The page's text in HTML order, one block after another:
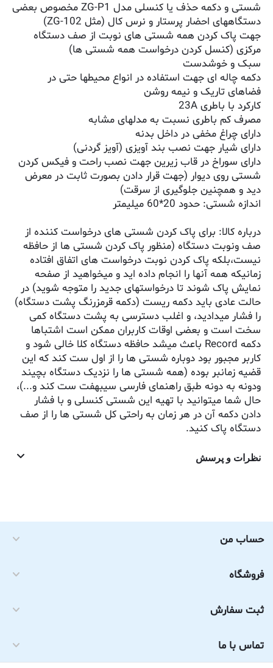
شستی و دکمه حذف یا کنسلی مدل ZG-P1 مخصوص بعضی
دستگاههای احضار پرستار و نرس کال (مثل ZG-102)
جهت پاک کردن همه شستی های نوبت از صف دستگاه
مرکزی (کنسل کردن درخواست همه شستی ها)
سبک و خوشدست
دکمه چاله ای جهت استفاده در انواع محیطها حتی در
فضاهای تاریک و نیمه روشن
کارکرد با باطری 23A
مصرف کم باطری نسبت به مدلهای مشابه
دارای چراغ مخفی در داخل بدنه
دارای شیار جهت نصب بند آویزی (آویز گردنی)
دارای سوراخ در قاب زیرین جهت نصب راحت و فیکس کردن
شستی روی دیوار (جهت قرار دادن بصورت ثابت در معرض
دید و همچنین جلوگیری از سرقت)
اندازه شستی: حدود 20*60 میلیمتر
درباره کالا: برای پاک کردن شستی های درخواست کننده از
صف ونوبت دستگاه (منظور پاک کردن شستی ها از حافظه
نیست،بلکه پاک کردن نوبت درخواست های اتفاق افتاده
زمانیکه همه آنها را انجام داده اید و میخواهید از صفحه
نمایش پاک شوند تا درخواستهای جدید را متوجه شوید) در
حالت عادی باید دکمه ریست (دکمه قرمزرنگ پشت دستگاه)
را فشار میدادید، و اغلب دسترسی به پشت دستگاه کمی
سخت است و بعضی اوقات کاربران ممکن است اشتباها
دکمه Record باعث میشد حافظه دستگاه کلا خالی شود و
کاربر مجبور بود دوباره شستی ها را از اول ست کند که این
قضیه زمانبر بوده (همه شستی ها را نزدیک دستگاه بچیند
ودونه به دونه طبق راهنمای فارسی سیبهفت ست کند و...)،
حال شما میتوانید با تهیه این شستی کنسلی و با فشار
دادن دکمه آن در هر زمان به راحتی کل شستی ها را از صف
دستگاه پاک کنید.
نظرات و پرسش
حساب من
فروشگاه
ثبت سفارش
تماس با ما